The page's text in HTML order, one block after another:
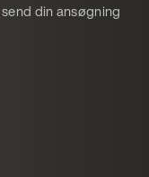
din ansøgning